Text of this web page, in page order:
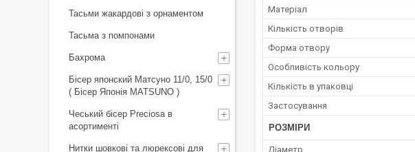
Матеріал
Кількість отворів
Форма отвору
Особливість кольору
Кількість в упаковці
Застосування
РОЗМІРИ
Діаметр
Тасьми жакардові з орнаментом
Тасьма з помпонами
Бахрома
Бісер японский Матсуно 11/0, 15/0
( Бісер Японія MATSUNO )
Чеський бісер Preciosa в
асортименті
Нитки шовкові та люрексові для